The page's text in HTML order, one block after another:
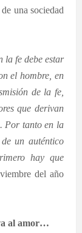
una sociedad
la fe debe estar
el hombre, en
de la fe,
que derivan
Por tanto en la
un auténtico
hay que
del año
al amor…